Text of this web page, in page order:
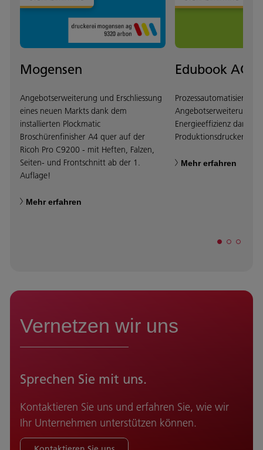
Mogensen
Angebotserweiterung und Erschliessung
eines neuen Markts dank dem
installierten Plockmatic
Broschürenfinisher A4 quer auf der
Ricoh Pro C9200 - mit Heften, Falzen,
Seiten- und Frontschnitt ab der 1.
Auflage!
Mehr erfahren
Edubook AG
Prozessautomatisierung,
Angebotserweiterung
Energieeffizienz dank
Produktionsdruckern
Mehr erfahren
Vernetzen wir uns
Sprechen Sie mit uns.
Kontaktieren Sie uns und erfahren Sie, wie wir
Ihr Unternehmen unterstützen können.